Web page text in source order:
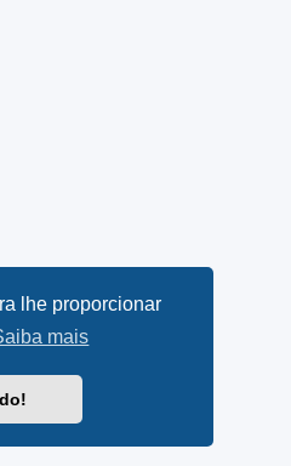
lhe proporcionar
mais